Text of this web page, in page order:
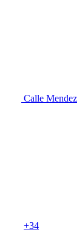
Calle Mendez
+34